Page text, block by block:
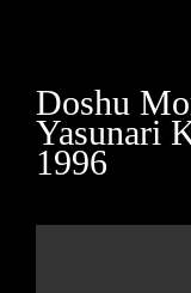
Doshu
Yasunari
1996